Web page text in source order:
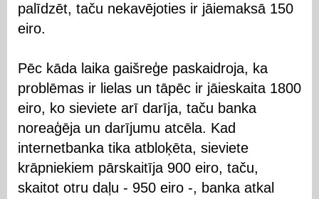
palīdzēt, taču nekavējoties ir jāiemaksā 150
eiro.
Pēc kāda laika gaišreģe paskaidroja, ka
problēmas ir lielas un tāpēc ir jāieskaita 1800
eiro, ko sieviete arī darīja, taču banka
noreaģēja un darījumu atcēla. Kad
internetbanka tika atbloķēta, sieviete
krāpniekiem pārskaitīja 900 eiro, taču,
skaitot otru daļu - 950 eiro -, banka atkal